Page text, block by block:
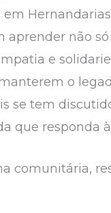
aprender não
e
o
se tem
que responda
comunitária,